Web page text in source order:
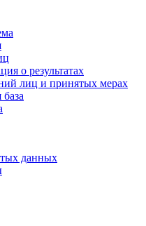
о результатах
лиц и принятых мерах
данных